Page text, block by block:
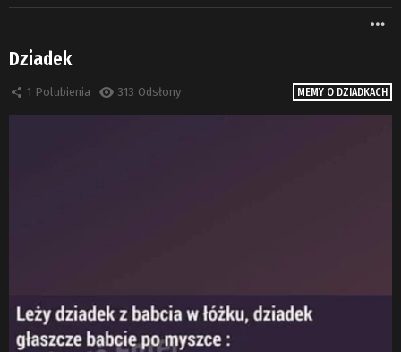
MEMY O DZIADKACH
Dziadek
1 Polubienia 313 Odsłony